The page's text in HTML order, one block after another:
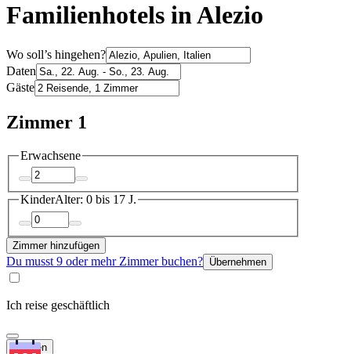
Familienhotels in Alezio
Wo soll’s hingehen?
Daten
Gäste
Zimmer 1
Erwachsene
KinderAlter: 0 bis 17 J.
Zimmer hinzufügen
Du musst 9 oder mehr Zimmer buchen? Übernehmen
Ich reise geschäftlich
Suchen